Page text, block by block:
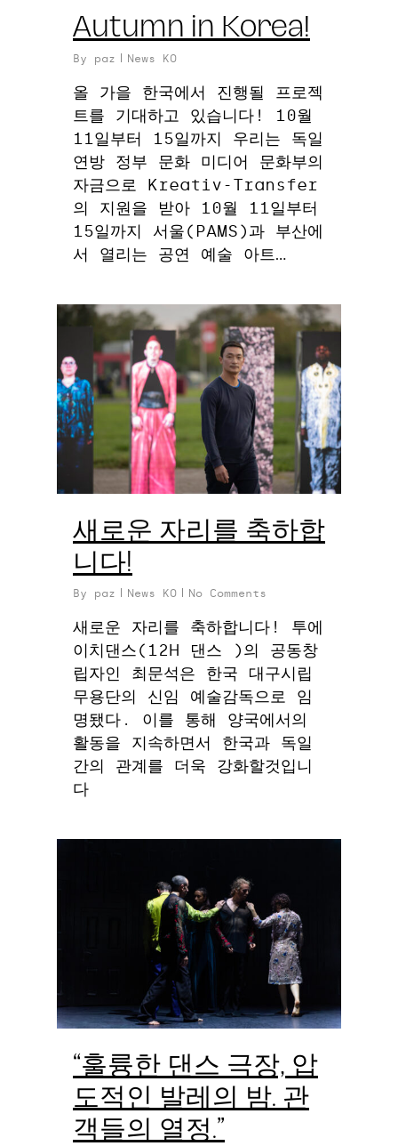
Autumn in Korea!
By paz News KO
올 가을 한국에서 진행될 프로젝
트를 기대하고 있습니다! 10월
11일부터 15일까지 우리는 독일
연방 정부 문화 미디어 문화부의
자금으로 Kreativ-Transfer
의 지원을 받아 10월 11일부터
15일까지 서울(PAMS)과 부산에
서 열리는 공연 예술 아트…
새로운 자리를 축하합
니다!
By paz News KO No Comments
새로운 자리를 축하합니다! 투에
이치댄스(12H 댄스 )의 공동창
립자인 최문석은 한국 대구시립
무용단의 신임 예술감독으로 임
명됐다. 이를 통해 양국에서의
활동을 지속하면서 한국과 독일
간의 관계를 더욱 강화할것입니
다
“훌륭한 댄스 극장, 압
도적인 발레의 밤. 관
객들의 열정.”